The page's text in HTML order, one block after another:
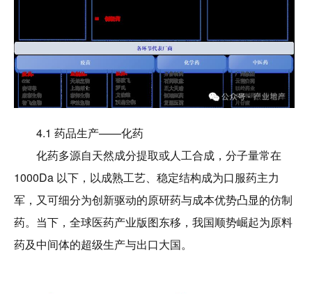
4.1 药品生产——化药
化药多源自天然成分提取或人工合成，分子量常在
1000Da 以下，以成熟工艺、稳定结构成为口服药主力
军，又可细分为创新驱动的原研药与成本优势凸显的仿制
药。当下，全球医药产业版图东移，我国顺势崛起为原料
药及中间体的超级生产与出口大国。